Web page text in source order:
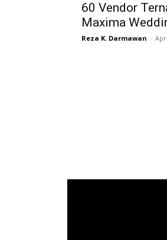
60 Vendor
Maxima
Reza K. Darmawan -